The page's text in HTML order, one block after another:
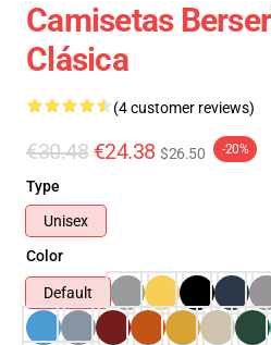
Camisetas
Clásica
(4 customer reviews)
€30.48 €24.38 $26.50 -20%
Type
Unisex
Color
Default